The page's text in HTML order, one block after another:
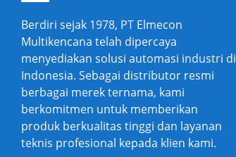
Berdiri sejak 1978, PT Elmecon
Multikencana telah dipercaya
menyediakan solusi automasi industri di
Indonesia. Sebagai distributor resmi
berbagai merek ternama, kami
berkomitmen untuk memberikan
produk berkualitas tinggi dan layanan
teknis profesional kepada klien kami.